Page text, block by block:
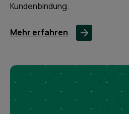
Kundenbindung.
Mehr erfahren